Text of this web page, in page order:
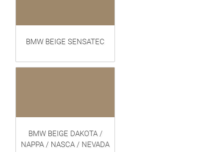
BMW BEIGE SENSATEC
BMW BEIGE DAKOTA /
NAPPA / NASCA / NEVADA